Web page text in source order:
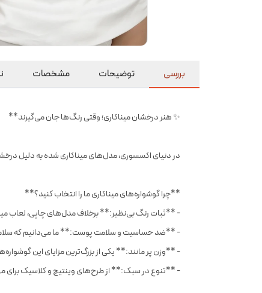
بررسی توضیحات مشخصات
✨ هنر درخشان میناکاری؛ وقتی رنگ‌ها جان می‌گیرند**
در دنیای اکسسوری، مدل‌های میناکاری شده به دلیل
**چرا گوشواره‌های میناکاری ما را انتخاب کنید؟**
- **ثبات رنگ بی‌نظیر:** برخلاف مدل‌های چاپی، لعاب
- **ضد حساسیت و سلامت پوست:** ما می‌دانیم که
- **وزن پر مانند:** یکی از بزرگ‌ترین مزایای این
- **تنوع در سبک:** از طرح‌های وینتیج و کلاسیک برای